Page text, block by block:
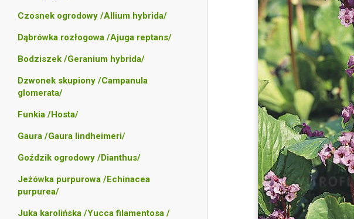
Czosnek ogrodowy /Allium hybrida/
Dąbrówka rozłogowa /Ajuga reptans/
Bodziszek /Geranium hybrida/
Dzwonek skupiony /Campanula
glomerata/
Funkia /Hosta/
Gaura /Gaura lindheimeri/
Goździk ogrodowy /Dianthus/
Jeżówka purpurowa /Echinacea
purpurea/
Juka karolińska /Yucca filamentosa /